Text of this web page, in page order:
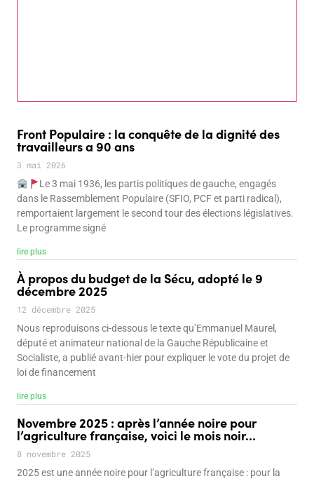
Front Populaire : la conquête de la dignité des
travailleurs a 90 ans
3 mai 2026
Le 3 mai 1936, les partis politiques de gauche, engagés
dans le Rassemblement Populaire (SFIO, PCF et parti radical),
remportaient largement le second tour des élections législatives.
Le programme signé
lire plus
À propos du budget de la Sécu, adopté le 9
décembre 2025
12 décembre 2025
Nous reproduisons ci-dessous le texte qu’Emmanuel Maurel,
député et animateur national de la Gauche Républicaine et
Socialiste, a publié avant-hier pour expliquer le vote du projet de
loi de financement
lire plus
Novembre 2025 : après l’année noire pour
l’agriculture française, voici le mois noir…
8 novembre 2025
2025 est une année noire pour l’agriculture française : pour la